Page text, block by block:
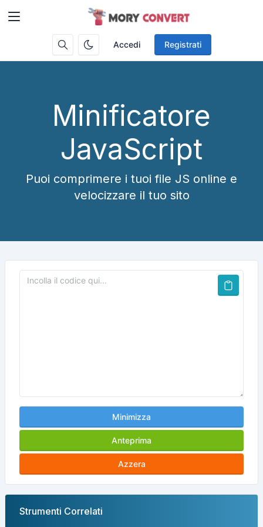
Accedi Registrati
Minificatore
JavaScript
Puoi comprimere i tuoi file JS online e
velocizzare il tuo sito
Minimizza
Anteprima
Azzera
Strumenti Correlati